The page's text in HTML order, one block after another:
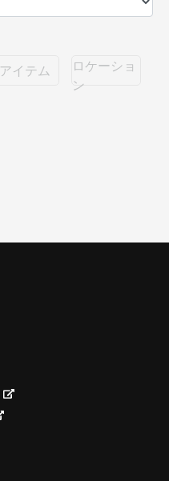
アイテム
ロケーショ
ン